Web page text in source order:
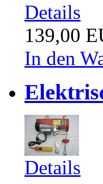
Details
139,00
In den
Details